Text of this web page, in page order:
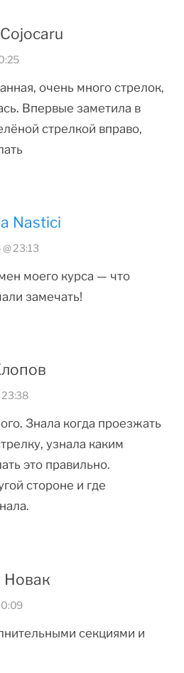
очень много стрелок,
Впервые заметила в
стрелкой вправо,
Nastici
23:13
моего курса — что
замечать!
Знала когда проезжать
узнала каким
это правильно.
стороне и где
Новак
секциями и